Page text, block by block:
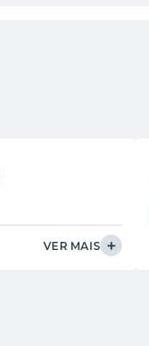
VER MAIS